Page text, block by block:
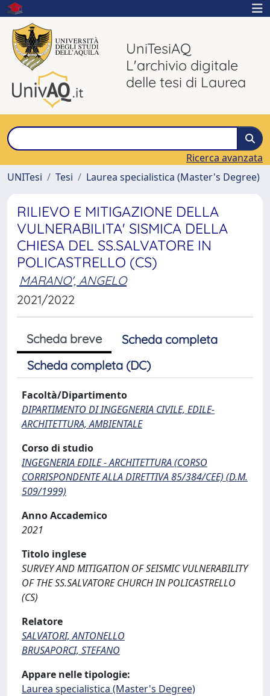
UniTesiAQ
L'archivio digitale
delle tesi di Laurea
Ricerca avanzata
UNITesi
Tesi Laurea specialistica (Master's Degree)
RILIEVO E MITIGAZIONE DELLA
VULNERABILITA' SISMICA DELLA
CHIESA DEL SS.SALVATORE IN
POLICASTRELLO (CS)
MARANO', ANGELO
2021/2022
Scheda breve
Scheda completa
Scheda completa (DC)
Facoltà/Dipartimento
DIPARTIMENTO DI INGEGNERIA CIVILE, EDILE-
ARCHITETTURA, AMBIENTALE
Corso di studio
INGEGNERIA EDILE - ARCHITETTURA (CORSO
CORRISPONDENTE ALLA DIRETTIVA 85/384/CEE) (D.M.
509/1999)
Anno Accademico
2021
Titolo inglese
SURVEY AND MITIGATION OF SEISMIC VULNERABILITY
OF THE SS.SALVATORE CHURCH IN POLICASTRELLO
(CS)
Relatore
SALVATORI, ANTONELLO
BRUSAPORCI, STEFANO
Appare nelle tipologie:
Laurea specialistica (Master's Degree)